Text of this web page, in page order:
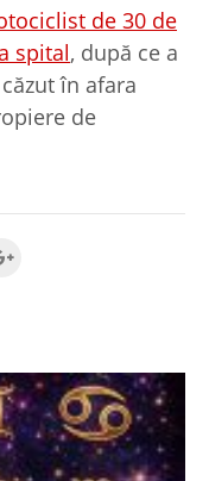
de 30 de
spital, după ce a
în afara
de